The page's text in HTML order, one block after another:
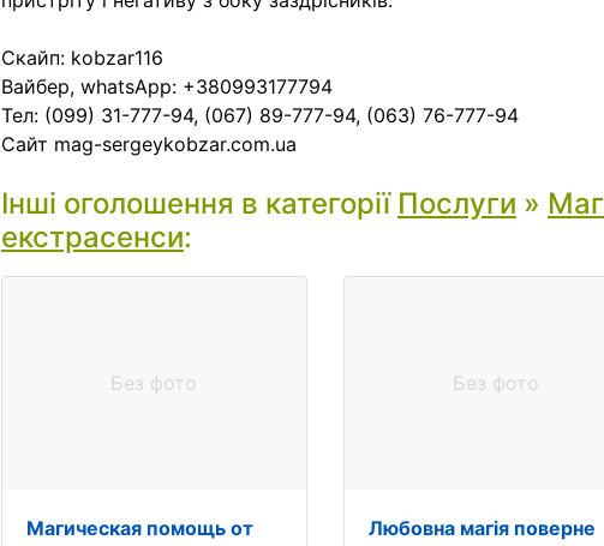
Скайп: kobzar116
Вайбер, whatsApp: +380993177794
Тел: (099) 31-777-94, (067) 89-777-94, (063) 76-777-94
Сайт mag-sergeykobzar.com.ua
Інші оголошення в категорії Послуги »
екстрасенси:
Без фото
Магическая помощь от
Без фото
Любовна магія поверне